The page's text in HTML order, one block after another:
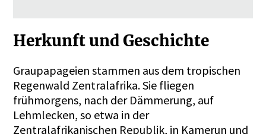
Herkunft und Geschichte
Graupapageien stammen aus dem tropischen
Regenwald Zentralafrika. Sie fliegen
frühmorgens, nach der Dämmerung, auf
Lehmlecken, so etwa in der
Zentralafrikanischen Republik, in Kamerun und